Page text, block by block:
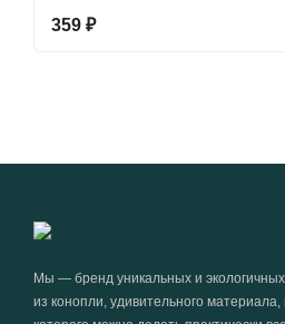
359 ₽
Мы — бренд уникальных и
из конопли, удивительного материала,